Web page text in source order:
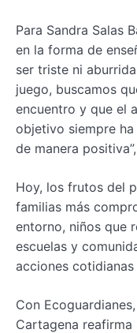
Para Sandra Salas
en la forma de
ser triste ni
juego, buscamos
encuentro y que el
objetivo siempre
de manera
Hoy, los frutos del
familias más
entorno, niños que
escuelas y
acciones
Con
Cartagena